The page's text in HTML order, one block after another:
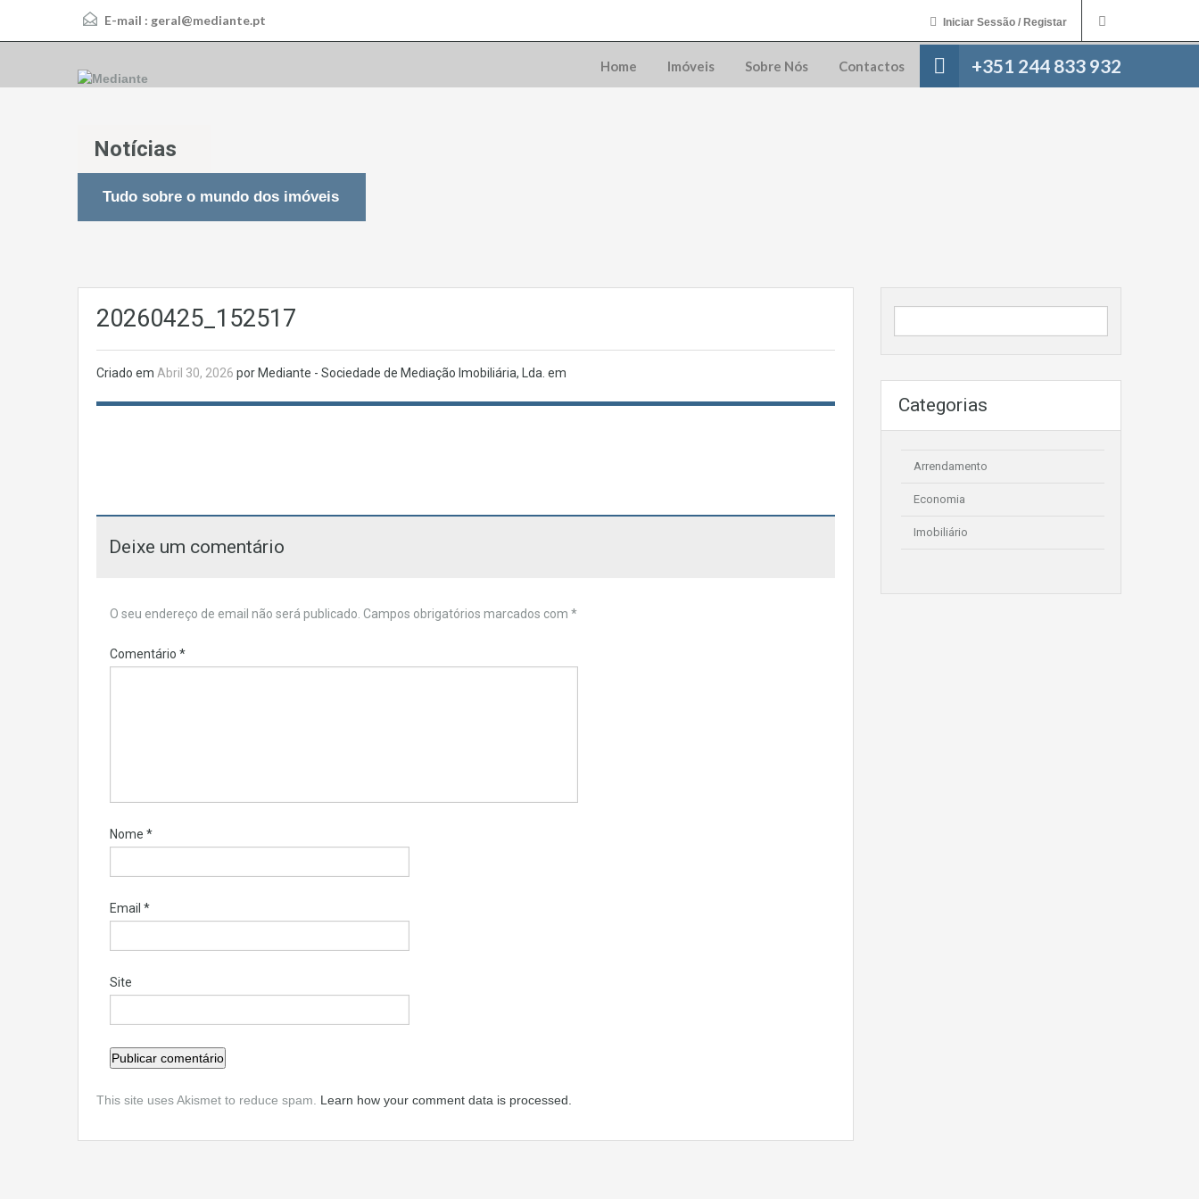
E-mail : geral@mediante.pt Iniciar Sessão / Registar
+351 244 833 932
Home Imóveis Sobre Nós Contactos
Notícias
Tudo sobre o mundo dos imóveis
20260425_152517
Criado em Abril 30, 2026 por Mediante - Sociedade de Mediação Imobiliária, Lda. em
Deixe um comentário
O seu endereço de email não será publicado. Campos obrigatórios marcados com *
Comentário *
Nome *
Email *
Site
This site uses Akismet to reduce spam. Learn how your comment data is processed.
Categorias
Arrendamento
Economia
Imobiliário